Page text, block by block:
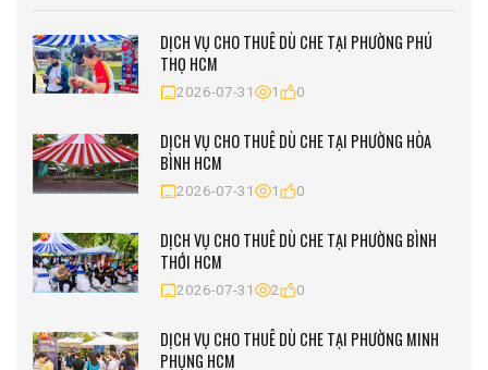
DỊCH VỤ CHO THUÊ DÙ CHE TẠI PHƯỜNG PHÚ
THỌ HCM
2026-07-31 1 0
DỊCH VỤ CHO THUÊ DÙ CHE TẠI PHƯỜNG HÒA
BÌNH HCM
2026-07-31 1 0
DỊCH VỤ CHO THUÊ DÙ CHE TẠI PHƯỜNG BÌNH
THỚI HCM
2026-07-31 2 0
DỊCH VỤ CHO THUÊ DÙ CHE TẠI PHƯỜNG MINH
PHỤNG HCM